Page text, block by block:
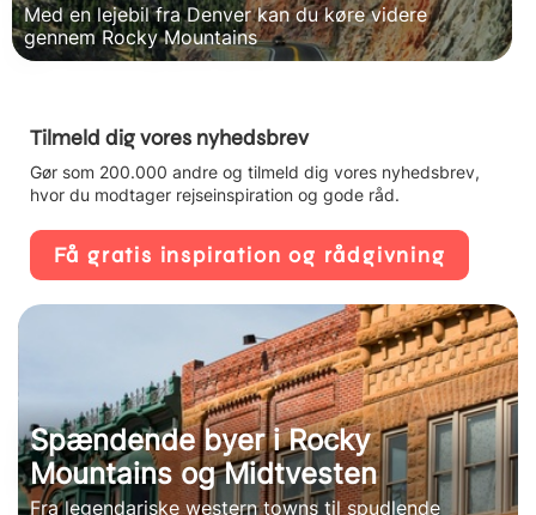
Med en lejebil fra Denver kan du køre videre
gennem Rocky Mountains
Tilmeld dig vores nyhedsbrev
Gør som 200.000 andre og tilmeld dig vores nyhedsbrev,
hvor du modtager rejseinspiration og gode råd.
Få gratis inspiration og rådgivning
Spændende byer i Rocky
Mountains og Midtvesten
Fra legendariske western towns til spudlende